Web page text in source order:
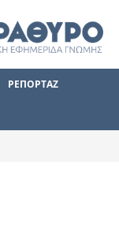
ΡΕΠΟΡΤΑΖ